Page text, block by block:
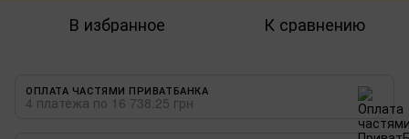
В избранное К сравнению
ОПЛАТА ЧАСТЯМИ ПРИВАТБАНКА
4 платежа по 16 738.25 грн